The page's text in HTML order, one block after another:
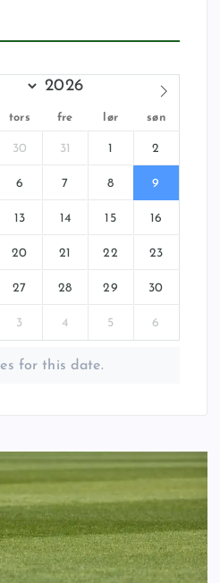
tors fre lør søn
30 31 1 2
6 7 8 9
13 14 15 16
20 21 22 23
27 28 29 30
3 4 5 6
for this date.